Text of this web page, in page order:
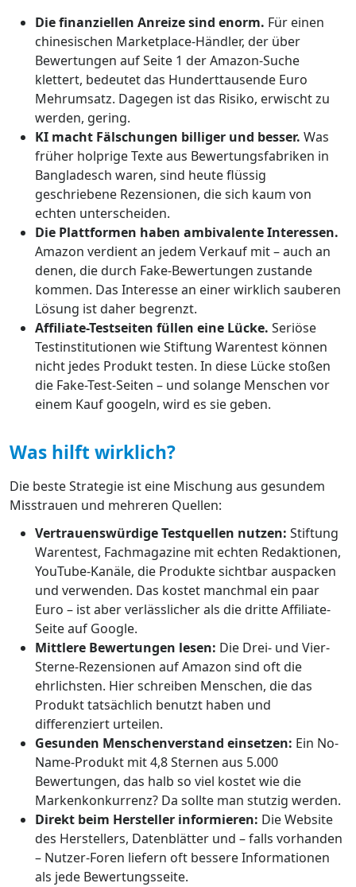
Die finanziellen Anreize sind enorm. Für einen
chinesischen Marketplace-Händler, der über
Bewertungen auf Seite 1 der Amazon-Suche
klettert, bedeutet das Hunderttausende Euro
Mehrumsatz. Dagegen ist das Risiko, erwischt zu
werden, gering.
KI macht Fälschungen billiger und besser. Was
früher holprige Texte aus Bewertungsfabriken in
Bangladesch waren, sind heute flüssig
geschriebene Rezensionen, die sich kaum von
echten unterscheiden.
Die Plattformen haben ambivalente Interessen.
Amazon verdient an jedem Verkauf mit – auch an
denen, die durch Fake-Bewertungen zustande
kommen. Das Interesse an einer wirklich sauberen
Lösung ist daher begrenzt.
Affiliate-Testseiten füllen eine Lücke. Seriöse
Testinstitutionen wie Stiftung Warentest können
nicht jedes Produkt testen. In diese Lücke stoßen
die Fake-Test-Seiten – und solange Menschen vor
einem Kauf googeln, wird es sie geben.
Was hilft wirklich?
Die beste Strategie ist eine Mischung aus gesundem
Misstrauen und mehreren Quellen:
Vertrauenswürdige Testquellen nutzen: Stiftung
Warentest, Fachmagazine mit echten Redaktionen,
YouTube-Kanäle, die Produkte sichtbar auspacken
und verwenden. Das kostet manchmal ein paar
Euro – ist aber verlässlicher als die dritte Affiliate-
Seite auf Google.
Mittlere Bewertungen lesen: Die Drei- und Vier-
Sterne-Rezensionen auf Amazon sind oft die
ehrlichsten. Hier schreiben Menschen, die das
Produkt tatsächlich benutzt haben und
differenziert urteilen.
Gesunden Menschenverstand einsetzen: Ein No-
Name-Produkt mit 4,8 Sternen aus 5.000
Bewertungen, das halb so viel kostet wie die
Markenkonkurrenz? Da sollte man stutzig werden.
Direkt beim Hersteller informieren: Die Website
des Herstellers, Datenblätter und – falls vorhanden
– Nutzer-Foren liefern oft bessere Informationen
als jede Bewertungsseite.